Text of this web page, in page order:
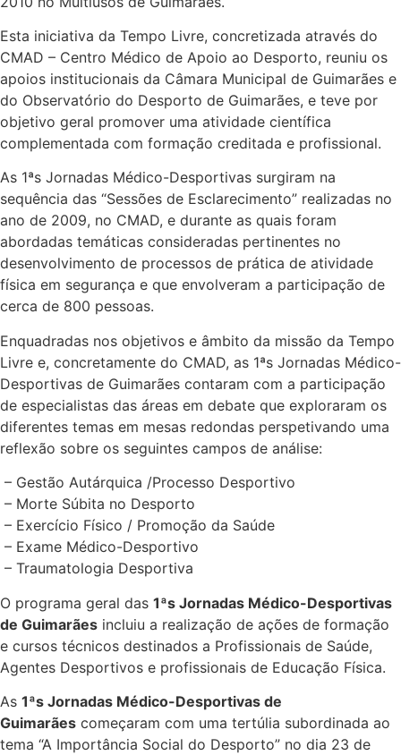
Esta iniciativa da Tempo Livre, concretizada através do
CMAD – Centro Médico de Apoio ao Desporto, reuniu os
apoios institucionais da Câmara Municipal de Guimarães e
do Observatório do Desporto de Guimarães, e teve por
objetivo geral promover uma atividade científica
complementada com formação creditada e profissional.
As 1ªs Jornadas Médico-Desportivas surgiram na
sequência das “Sessões de Esclarecimento” realizadas no
ano de 2009, no CMAD, e durante as quais foram
abordadas temáticas consideradas pertinentes no
desenvolvimento de processos de prática de atividade
física em segurança e que envolveram a participação de
cerca de 800 pessoas.
Enquadradas nos objetivos e âmbito da missão da Tempo
Livre e, concretamente do CMAD, as 1ªs Jornadas Médico-
Desportivas de Guimarães contaram com a participação
de especialistas das áreas em debate que exploraram os
diferentes temas em mesas redondas perspetivando uma
reflexão sobre os seguintes campos de análise:
– Gestão Autárquica /Processo Desportivo
– Morte Súbita no Desporto
– Exercício Físico / Promoção da Saúde
– Exame Médico-Desportivo
– Traumatologia Desportiva
O programa geral das 1ªs Jornadas Médico-Desportivas
de Guimarães incluiu a realização de ações de formação
e cursos técnicos destinados a Profissionais de Saúde,
Agentes Desportivos e profissionais de Educação Física.
As 1ªs Jornadas Médico-Desportivas de
Guimarães começaram com uma tertúlia subordinada ao
tema “A Importância Social do Desporto” no dia 23 de